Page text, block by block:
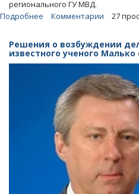
регионального ГУ МВД.
Подробнее
полицейские
отказались
от
виде
денег,
конфет
коньяка
Комментарии 27
Решения о возбуждении
известного ученого